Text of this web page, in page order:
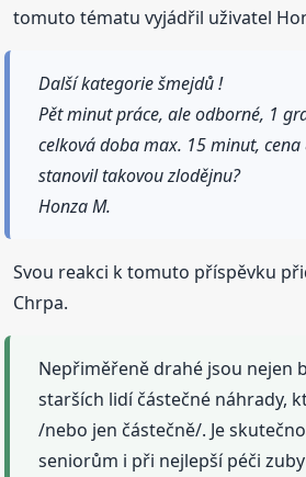
tomuto tématu vyjádřil uživatel
Další kategorie šmejdů !
Pět minut práce, ale odborné, 1
celková doba max. 15 minut, cena
stanovil takovou zlodějnu?
Honza M.
Svou reakci k tomuto příspěvku
Chrpa.
Nepřiměřeně drahé jsou nejen
starších lidí částečné náhrady,
/nebo jen částečně/. Je
seniorům i při nejlepší péči